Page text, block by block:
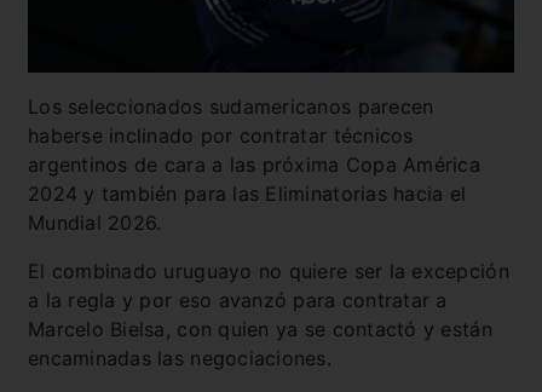
Los seleccionados sudamericanos parecen
haberse inclinado por contratar técnicos
argentinos de cara a las próxima Copa América
2024 y también para las Eliminatorias hacia el
Mundial 2026.
El combinado uruguayo no quiere ser la excepción
a la regla y por eso avanzó para contratar a
Marcelo Bielsa, con quien ya se contactó y están
encaminadas las negociaciones.